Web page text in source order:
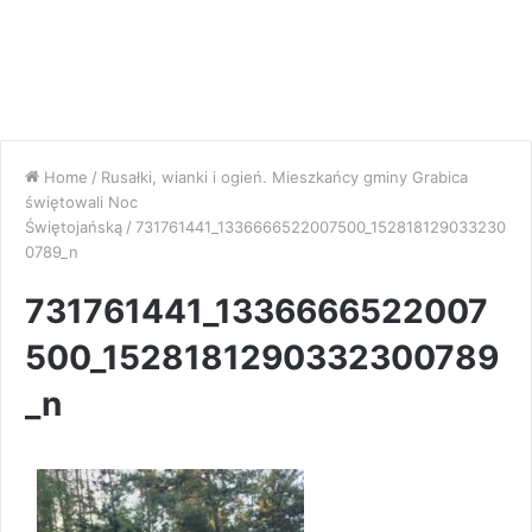
Home / Rusałki, wianki i ogień. Mieszkańcy gminy Grabica
świętowali Noc
Świętojańską / 731761441_1336666522007500_152818129033230
0789_n
731761441_1336666522007
500_1528181290332300789
_n